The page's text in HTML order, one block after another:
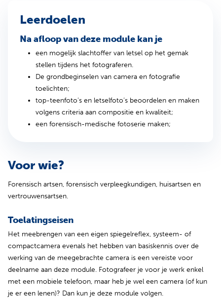
Leerdoelen
Na afloop van deze module kan je
een mogelijk slachtoffer van letsel op het gemak
stellen tijdens het fotograferen.
De grondbeginselen van camera en fotografie
toelichten;
top-teenfoto’s en letselfoto’s beoordelen en maken
volgens criteria aan compositie en kwaliteit;
een forensisch-medische fotoserie maken;
Voor wie?
Forensisch artsen, forensisch verpleegkundigen, huisartsen en
vertrouwensartsen.
Toelatingseisen
Het meebrengen van een eigen spiegelreflex, systeem- of
compactcamera evenals het hebben van basiskennis over de
werking van de meegebrachte camera is een vereiste voor
deelname aan deze module. Fotografeer je voor je werk enkel
met een mobiele telefoon, maar heb je wel een camera (of kun
je er een lenen)? Dan kun je deze module volgen.